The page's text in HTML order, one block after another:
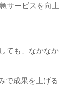
サービスを向上
ても、なかなか
で成果を上げる